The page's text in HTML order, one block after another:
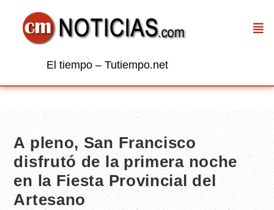
El tiempo – Tutiempo.net
A pleno, San Francisco
disfrutó de la primera noche
en la Fiesta Provincial del
Artesano